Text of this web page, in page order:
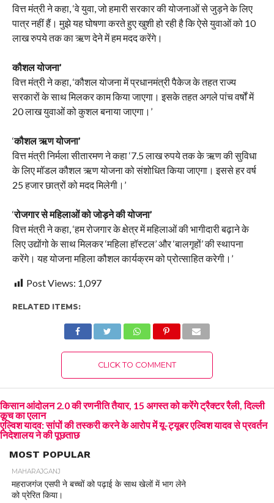
वित्त मंत्री ने कहा, ‘वे युवा, जो हमारी सरकार की योजनाओं से जुड़ने के लिए
पात्र नहीं हैं। मुझे यह घोषणा करते हुए खुशी हो रही है कि ऐसे युवाओं को 10
लाख रुपये तक का ऋण देने में हम मदद करेंगे।
कौशल योजना’
वित्त मंत्री ने कहा, ‘कौशल योजना में प्रधानमंत्री पैकेज के तहत राज्य
सरकारों के साथ मिलकर काम किया जाएगा। इसके तहत अगले पांच वर्षों में
20 लाख युवाओं को कुशल बनाया जाएगा।’
‘कौशल ऋण योजना’
वित्त मंत्री निर्मला सीतारमण ने कहा ‘7.5 लाख रुपये तक के ऋण की सुविधा
के लिए मॉडल कौशल ऋण योजना को संशोधित किया जाएगा। इससे हर वर्ष
25 हजार छात्रों को मदद मिलेगी।’
‘रोजगार से महिलाओं को जोड़ने की योजना’
वित्त मंत्री ने कहा, ‘हम रोजगार के क्षेत्र में महिलाओं की भागीदारी बढ़ाने के
लिए उद्योंगो के साथ मिलकर ‘महिला हॉस्टल’ और ‘बालगृहों’ की स्थापना
करेंगे। यह योजना महिला कौशल कार्यक्रम को प्रोत्साहित करेगी।’
Post Views: 1,097
RELATED ITEMS:
CLICK TO COMMENT
किसान आंदोलन 2.0 की रणनीति तैयार, 15 अगस्त को करेंगे ट्रैक्टर रैली, दिल्ली
कूच का एलान
एल्विश यादव: सांपों की तस्करी करने के आरोप में यू-ट्यूबर एल्विश यादव से प्रवर्तन
निदेशालय ने की पूछताछ
MOST POPULAR
MAHARAJGANJ
महराजगंज एसपी ने बच्चों को पढ़ाई के साथ खेलों में भाग लेने
को प्रेरित किया।